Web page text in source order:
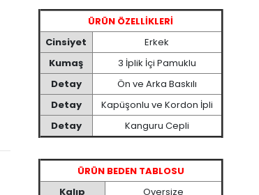
ÜRÜN ÖZELLİKLERİ
Cinsiyet
Erkek
Kumaş
3 İplik İçi Pamuklu
Detay
Ön ve Arka Baskılı
Detay
Kapüşonlu ve Kordon İpli
Detay
Kanguru Cepli
ÜRÜN BEDEN TABLOSU
Kalıp
Oversize